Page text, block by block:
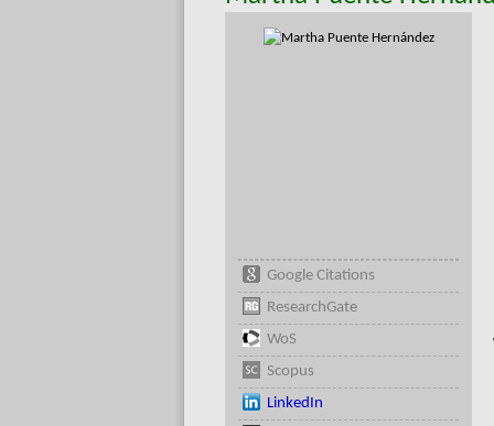
Google Citations
ResearchGate
WoS
Scopus
LinkedIn